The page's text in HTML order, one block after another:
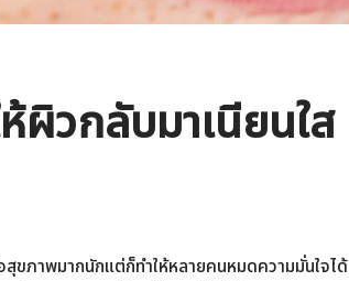
ผิวกลับมาเนียนใส
ขภาพมากนักแต่ก็ทำให้หลายคนหมดความมั่นใจได้